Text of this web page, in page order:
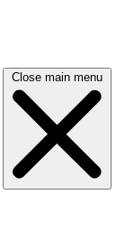
Close main menu